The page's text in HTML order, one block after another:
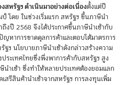
หรัฐฯ ดำเนินมาอย่างต่อเนื่องตั้งแต่ปี
โดย ในช่วงเริ่มแรก สหรัฐฯ ขึ้นภาษีนำ
งปี 2568 จึงได้ประกาศขึ้นภาษีนำเข้ากับ
หาการขาดดุลการค้าและตอบโต้มาตรการ
ฐฯ นโยบายภาษีนำเข้าดังกล่าวสร้างความ
ระเทศไทยซึ่งพึ่งพาการค้ากับสหรัฐฯ สูง
นำเข้า ซึ่งทำให้หลายประเทศต้องยอมแลก
เสรีสินค้านำเข้าจากสหรัฐฯ การลงทุนเพิ่ม